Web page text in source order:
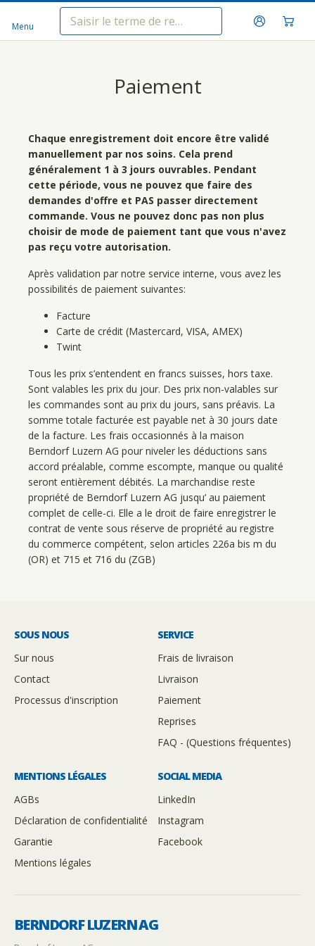
Menu
Paiement
Chaque enregistrement doit encore être validé
manuellement par nos soins. Cela prend
généralement 1 à 3 jours ouvrables. Pendant
cette période, vous ne pouvez que faire des
demandes d'offre et PAS passer directement
commande. Vous ne pouvez donc pas non plus
choisir de mode de paiement tant que vous n'avez
pas reçu votre autorisation.
Après validation par notre service interne, vous avez les
possibilités de paiement suivantes:
Facture
Carte de crédit (Mastercard, VISA, AMEX)
Twint
Tous les prix s’entendent en francs suisses, hors taxe.
Sont valables les prix du jour. Des prix non-valables sur
les commandes sont au prix du jours, sans préavis. La
somme totale facturée est payable net à 30 jours date
de la facture. Les frais occasionnés à la maison
Berndorf Luzern AG pour niveler les déductions sans
accord préalable, comme escompte, manque ou qualité
seront entièrement débités. La marchandise reste
propriété de Berndorf Luzern AG jusqu’ au paiement
complet de celle-ci. Elle a le droit de faire enregistrer le
contrat de vente sous réserve de propriété au registre
du commerce compétent, selon articles 226a bis m du
(OR) et 715 et 716 du (ZGB)
SOUS NOUS
Sur nous
Contact
Processus d'inscription
SERVICE
Frais de livraison
Livraison
Paiement
Reprises
FAQ - (Questions fréquentes)
MENTIONS LÉGALES
AGBs
Déclaration de confidentialité
Garantie
Mentions légales
SOCIAL MEDIA
LinkedIn
Instagram
Facebook
BERNDORF LUZERN AG